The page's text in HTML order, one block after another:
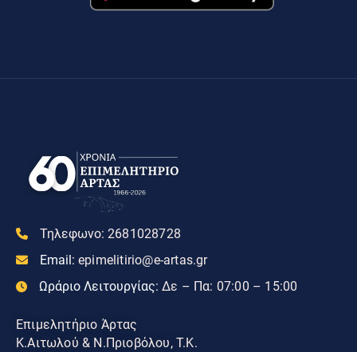
Τηλεφωνο: 2681028728
Email: epimelitirio@e-artas.gr
Ωράριο Λειτουργίας: Δε – Πα: 07:00 – 15:00
Επιμελητήριο Άρτας
Κ.Αιτωλού & Ν.Πριοβόλου, Τ.Κ.